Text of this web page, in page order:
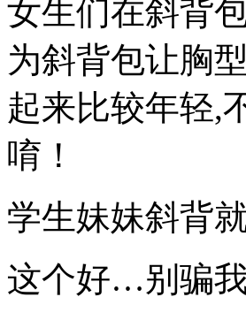
女生们在斜背
为斜背包让胸
起来比较年轻,
唷！
学生妹妹斜背
这个好…别骗